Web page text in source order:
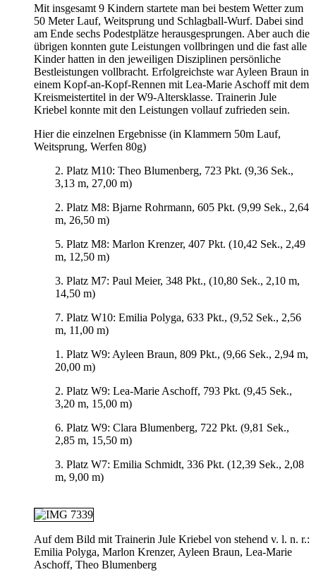
Mit insgesamt 9 Kindern startete man bei bestem Wetter zum
50 Meter Lauf, Weitsprung und Schlagball-Wurf. Dabei sind
am Ende sechs Podestplätze herausgesprungen. Aber auch die
übrigen konnten gute Leistungen vollbringen und die fast alle
Kinder hatten in den jeweiligen Disziplinen persönliche
Bestleistungen vollbracht. Erfolgreichste war Ayleen Braun in
einem Kopf-an-Kopf-Rennen mit Lea-Marie Aschoff mit dem
Kreismeistertitel in der W9-Altersklasse. Trainerin Jule
Kriebel konnte mit den Leistungen vollauf zufrieden sein.
Hier die einzelnen Ergebnisse (in Klammern 50m Lauf,
Weitsprung, Werfen 80g)
2. Platz M10: Theo Blumenberg, 723 Pkt. (9,36 Sek.,
3,13 m, 27,00 m)
2. Platz M8: Bjarne Rohrmann, 605 Pkt. (9,99 Sek., 2,64
m, 26,50 m)
5. Platz M8: Marlon Krenzer, 407 Pkt. (10,42 Sek., 2,49
m, 12,50 m)
3. Platz M7: Paul Meier, 348 Pkt., (10,80 Sek., 2,10 m,
14,50 m)
7. Platz W10: Emilia Polyga, 633 Pkt., (9,52 Sek., 2,56
m, 11,00 m)
1. Platz W9: Ayleen Braun, 809 Pkt., (9,66 Sek., 2,94 m,
20,00 m)
2. Platz W9: Lea-Marie Aschoff, 793 Pkt. (9,45 Sek.,
3,20 m, 15,00 m)
6. Platz W9: Clara Blumenberg, 722 Pkt. (9,81 Sek.,
2,85 m, 15,50 m)
3. Platz W7: Emilia Schmidt, 336 Pkt. (12,39 Sek., 2,08
m, 9,00 m)
Auf dem Bild mit Trainerin Jule Kriebel von stehend v. l. n. r.:
Emilia Polyga, Marlon Krenzer, Ayleen Braun, Lea-Marie
Aschoff, Theo Blumenberg